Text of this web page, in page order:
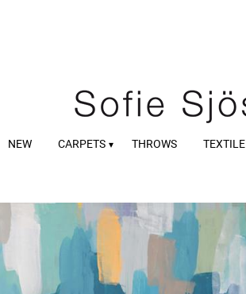
NEW CARPETS THROWS TEXTILE